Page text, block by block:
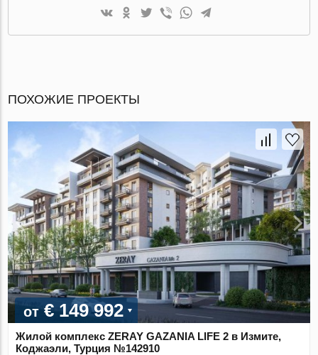
ПОХОЖИЕ ПРОЕКТЫ
от€ 149 992
Жилой комплекс ZERAY GAZANIA LIFE 2 в Измите,
Коджаэли, Турция №142910